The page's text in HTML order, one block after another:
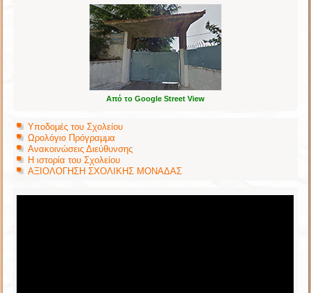
Από το Google Street View
Υποδομές του Σχολείου
Ωρολόγιο Πρόγραμμα
Ανακοινώσεις Διεύθυνσης
Η ιστορία του Σχολείου
ΑΞΙΟΛΟΓΗΣΗ ΣΧΟΛΙΚΗΣ ΜΟΝΑΔΑΣ